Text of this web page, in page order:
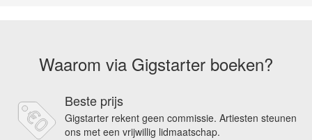
Waarom via Gigstarter boeken?
Beste prijs
Gigstarter rekent geen commissie. Artiesten steunen
ons met een vrijwillig lidmaatschap.